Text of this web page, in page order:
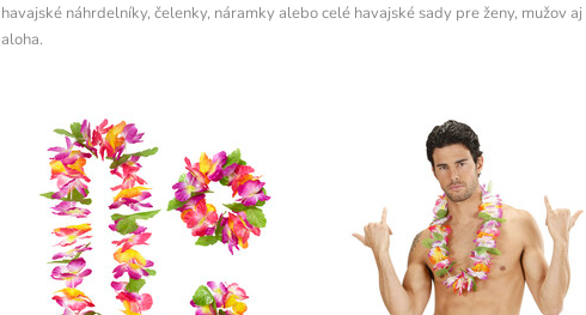
havajské náhrdelníky, čelenky, náramky alebo celé havajské sady pre ženy, mužov
aloha.